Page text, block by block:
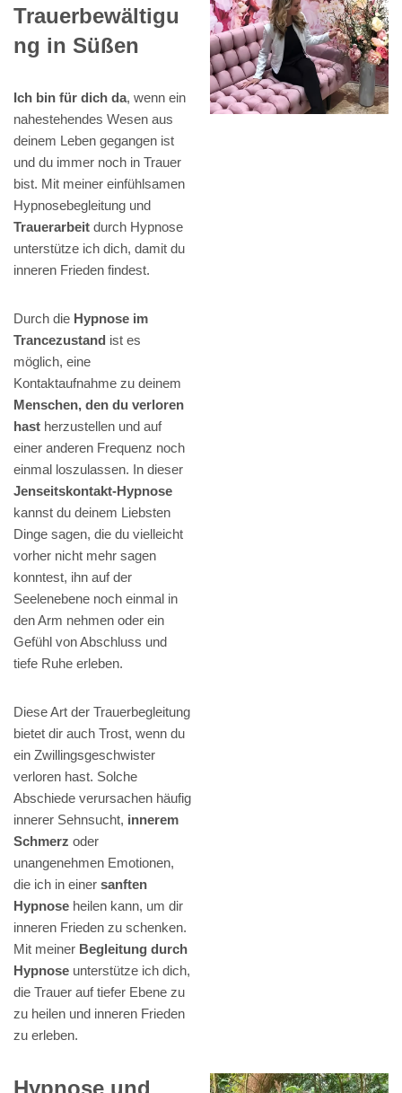
Trauerbewältigu
ng in Süßen
Ich bin für dich da, wenn ein
nahestehendes Wesen aus
deinem Leben gegangen ist
und du immer noch in Trauer
bist. Mit meiner einfühlsamen
Hypnosebegleitung und
Trauerarbeit durch Hypnose
unterstütze ich dich, damit du
inneren Frieden findest.
Durch die Hypnose im
Trancezustand ist es
möglich, eine
Kontaktaufnahme zu deinem
Menschen, den du verloren
hast herzustellen und auf
einer anderen Frequenz noch
einmal loszulassen. In dieser
Jenseitskontakt-Hypnose
kannst du deinem Liebsten
Dinge sagen, die du vielleicht
vorher nicht mehr sagen
konntest, ihn auf der
Seelenebene noch einmal in
den Arm nehmen oder ein
Gefühl von Abschluss und
tiefe Ruhe erleben.
Diese Art der Trauerbegleitung
bietet dir auch Trost, wenn du
ein Zwillingsgeschwister
verloren hast. Solche
Abschiede verursachen häufig
innerer Sehnsucht, innerem
Schmerz oder
unangenehmen Emotionen,
die ich in einer sanften
Hypnose heilen kann, um dir
inneren Frieden zu schenken.
Mit meiner Begleitung durch
Hypnose unterstütze ich dich,
die Trauer auf tiefer Ebene zu
zu heilen und inneren Frieden
zu erleben.